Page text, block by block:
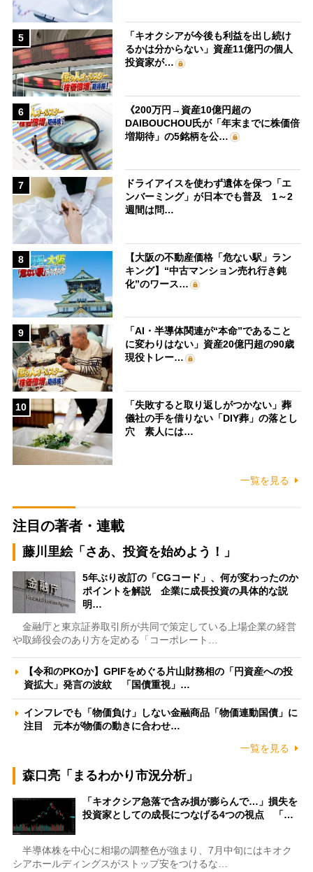
5
「キオクシアが今後も利益を出し続け
るかは分からない」資産11億円の個人
投資家が…
6
《200万円→資産10億円超の
DAIBOUCHOU氏が「年末までに株価倍
増期待」の5銘柄を公…
7
ドライアイスを使わず遺体を保つ「エ
ンバーミング」が日本でも普及 1～2
週間は問…
8
【大阪の不動産価格「危ない駅」ラン
キング】“中古マンション売れ行き鈍
化”のワース…
9
「AI・半導体関連が“本命”であること
に変わりはない」資産20億円超の90歳
現役トレー…
10
「失敗すると取り返しがつかない」葬
儀社の手を借りない「DIY葬」の落とし
穴 素人には…
一覧を見る
注目の著者・連載
藤川里絵「さあ、投資を始めよう！」
5年ぶり改訂の「CGコード」、何が変わったのか
ポイントを解説 企業に成長投資の具体的な説
明…
金融庁と東京証券取引所が共同で策定している上場企業の経営
や取締役会のあり方を定める「コーポレート…
【令和のPKOか】GPIFをめぐる片山財務相の「円資産への投
資拡大」発言の波紋 「国債重視」…
インフレでも「物価負け」しない金融商品「物価連動国債」に
注目 元本が物価の動きに合わせ…
一覧を見る
森口亮「まるわかり市況分析」
「キオクシア急落で含み損が膨らんで…」損失を
投資家としての成長につなげる4つの視点 「…
半導体株を中心に相場の調整色が強まり、7月中旬にはキオク
シアホールディングスがストップ安をつけるな…